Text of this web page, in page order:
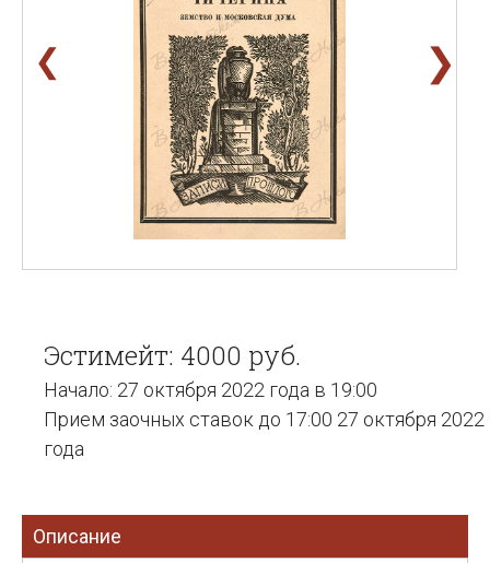
❮ ❯
Эстимейт: 4000 руб.
Начало: 27 октября 2022 года в 19:00
Прием заочных ставок до 17:00 27 октября 2022
года
Описание